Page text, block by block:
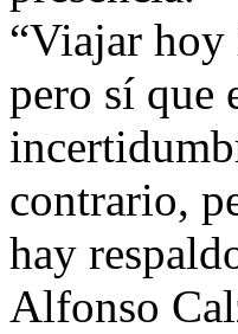
“Viajar hoy
pero sí que
contrario,
hay
Alfonso